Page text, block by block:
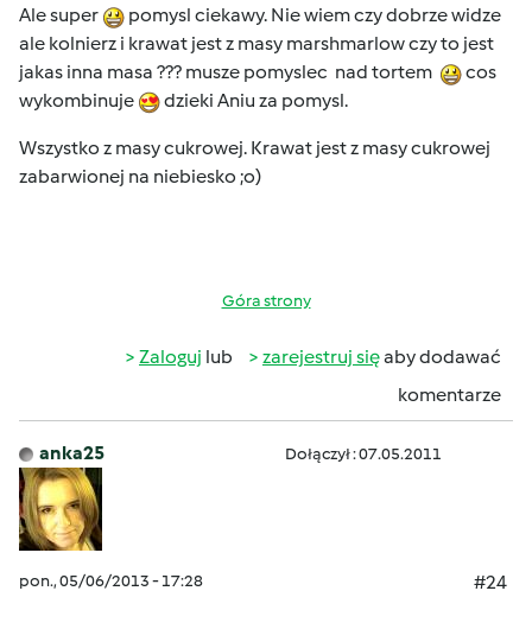
Ale super
pomysl ciekawy. Nie wiem czy dobrze widze
ale kolnierz i krawat jest z masy marshmarlow czy to jest
jakas inna masa ??? musze pomyslec nad tortem
cos
wykombinuje
dzieki Aniu za pomysl.
Wszystko z masy cukrowej. Krawat jest z masy cukrowej
zabarwionej na niebiesko ;o)
Góra strony
Zaloguj lub zarejestruj sięaby dodawać
komentarze
anka25 Dołączył : 07.05.2011
pon., 05/06/2013 - 17:28 #24